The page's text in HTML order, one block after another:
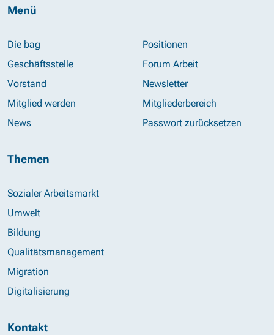
Menü
Die bag
Geschäftsstelle
Vorstand
Mitglied werden
News
Positionen
Forum Arbeit
Newsletter
Mitgliederbereich
Passwort zurücksetzen
Themen
Sozialer Arbeitsmarkt
Umwelt
Bildung
Qualitätsmanagement
Migration
Digitalisierung
Kontakt